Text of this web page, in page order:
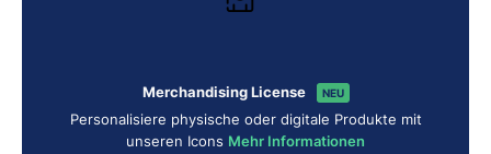
Merchandising License NEU
Personalisiere physische oder digitale Produkte mit
unseren Icons Mehr Informationen